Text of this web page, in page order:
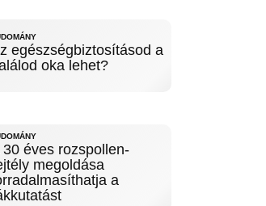
egészségbiztosításod a
oka lehet?
30 éves rozspollen-
megoldása
a